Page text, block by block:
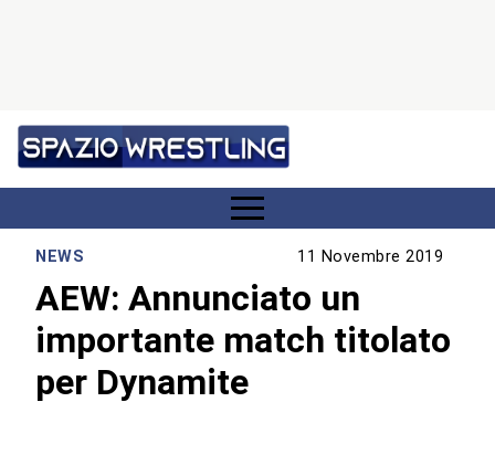
NEWS 11 Novembre 2019
AEW: Annunciato un
importante match titolato
per Dynamite